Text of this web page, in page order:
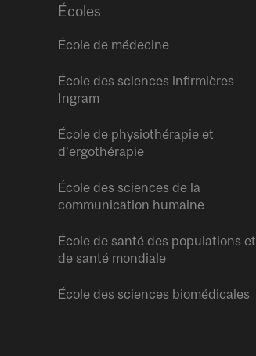
Écoles
École de médecine
École des sciences infirmières
Ingram
École de physiothérapie et
d’ergothérapie
École des sciences de la
communication humaine
École de santé des populations et
de santé mondiale
École des sciences biomédicales